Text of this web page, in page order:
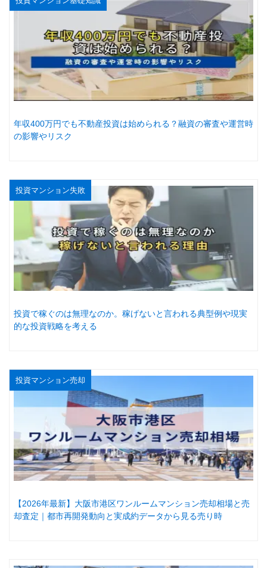
年収400万円でも不動産投資は始められる？融資の審査や運営時
の影響やリスク
投資マンション失敗
投資で稼ぐのは無理なのか。稼げないと言われる典型例や現実
的な投資戦略を考える
投資マンション売却
【2026年最新】大阪市港区ワンルームマンション売却相場と売
却査定｜都市再開発動向と実成約データから見る売り時